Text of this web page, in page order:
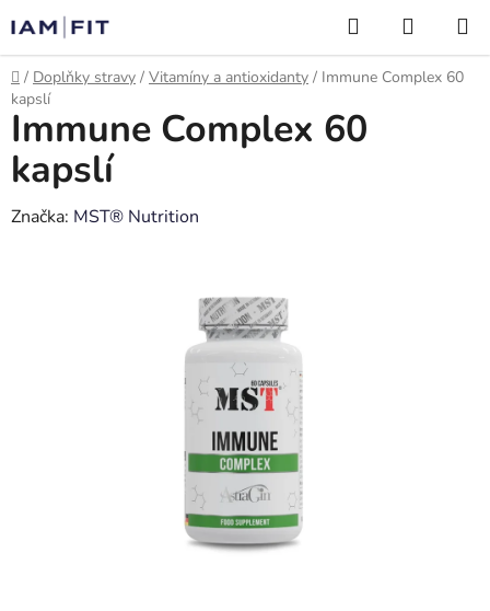
na
obsah
Hledat
KOŠÍK
Domů
/ Doplňky stravy / Vitamíny a antioxidanty / Immune Complex 60
kapslí
Immune Complex 60
kapslí
Značka: MST® Nutrition